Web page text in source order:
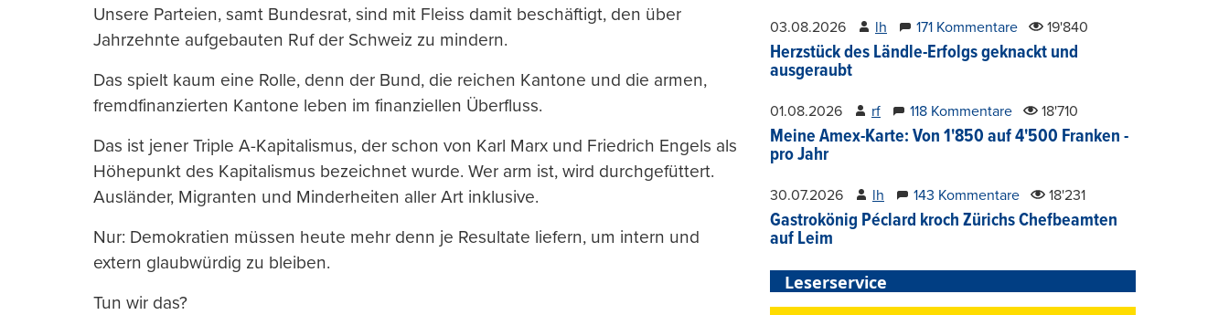
Unsere Parteien, samt Bundesrat, sind mit Fleiss damit beschäftigt, den über
Jahrzehnte aufgebauten Ruf der Schweiz zu mindern.
Das spielt kaum eine Rolle, denn der Bund, die reichen Kantone und die armen,
fremdfinanzierten Kantone leben im finanziellen Überfluss.
Das ist jener Triple A-Kapitalismus, der schon von Karl Marx und Friedrich Engels als
Höhepunkt des Kapitalismus bezeichnet wurde. Wer arm ist, wird durchgefüttert.
Ausländer, Migranten und Minderheiten aller Art inklusive.
Nur: Demokratien müssen heute mehr denn je Resultate liefern, um intern und
extern glaubwürdig zu bleiben.
Tun wir das?
03.08.2026 lh 171 Kommentare 19'840
Herzstück des Ländle-Erfolgs geknackt und
ausgeraubt
01.08.2026 rf 118 Kommentare 18'710
Meine Amex-Karte: Von 1'850 auf 4'500 Franken -
pro Jahr
30.07.2026 lh 143 Kommentare 18'231
Gastrokönig Péclard kroch Zürichs Chefbeamten
auf Leim
Leserservice